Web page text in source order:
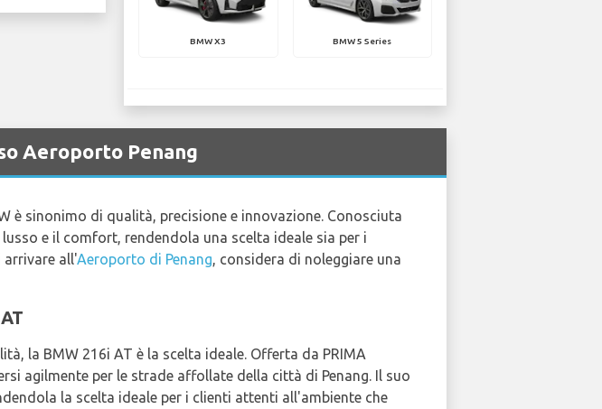
BMW X3 BMW 5 Series
Aeroporto Penang
sinonimo di qualità, precisione e innovazione. Conosciuta
e il comfort, rendendola una scelta ideale sia per i
arrivare all'Aeroporto di Penang, considera di noleggiare una
la BMW 216i AT è la scelta ideale. Offerta da PRIMA
agilmente per le strade affollate della città di Penang. Il suo
la scelta ideale per i clienti attenti all'ambiente che